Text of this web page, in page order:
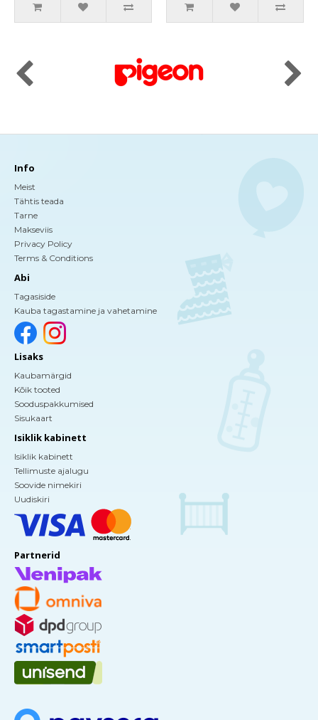
Info
Meist
Tähtis teada
Tarne
Makseviis
Privacy Policy
Terms & Conditions
Abi
Tagasiside
Kauba tagastamine ja vahetamine
Lisaks
Kaubamärgid
Kõik tooted
Sooduspakkumised
Sisukaart
Isiklik kabinett
Isiklik kabinett
Tellimuste ajalugu
Soovide nimekiri
Uudiskiri
Partnerid